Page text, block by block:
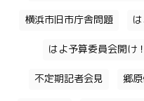
横浜市旧市庁舎問題
はよ予算委員会開け！
不定期記者会見 郷